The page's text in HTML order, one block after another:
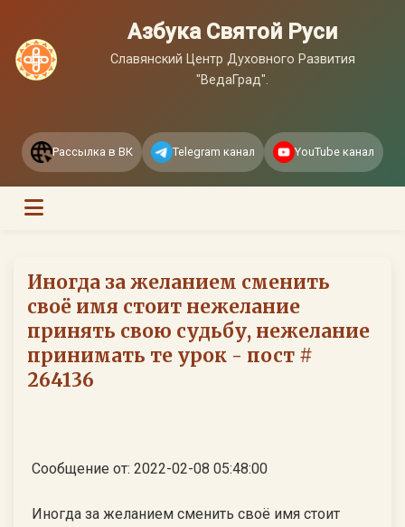
Азбука Святой Руси
Славянский Центр Духовного Развития
"ВедаГрад".
Рассылка в ВК Telegram канал YouTube канал
Иногда за желанием сменить
своё имя стоит нежелание
принять свою судьбу, нежелание
принимать те урок - пост #
264136
Сообщение от: 2022-02-08 05:48:00
Иногда за желанием сменить своё имя стоит